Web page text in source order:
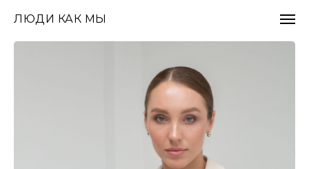
ЛЮДИ КАК МЫ